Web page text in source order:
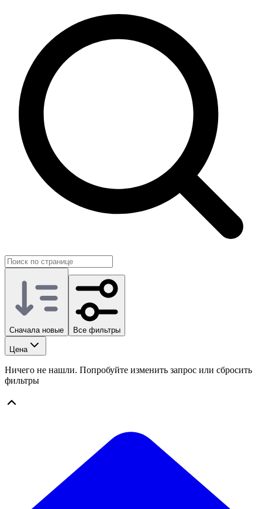
Сначала новые Все фильтры
Цена
Ничего не нашли. Попробуйте изменить запрос или сбросить
фильтры